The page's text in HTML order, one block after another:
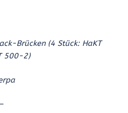
Brücken (4 Stück: HaKT
500-2)